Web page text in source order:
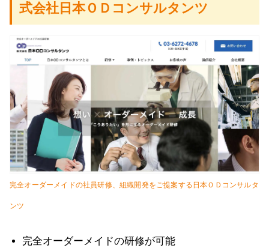
式会社日本ＯＤコンサルタンツ
完全オーダーメイドの社員研修、組織開発をご提案する日本ＯＤコンサルタ
ンツ
完全オーダーメイドの研修が可能